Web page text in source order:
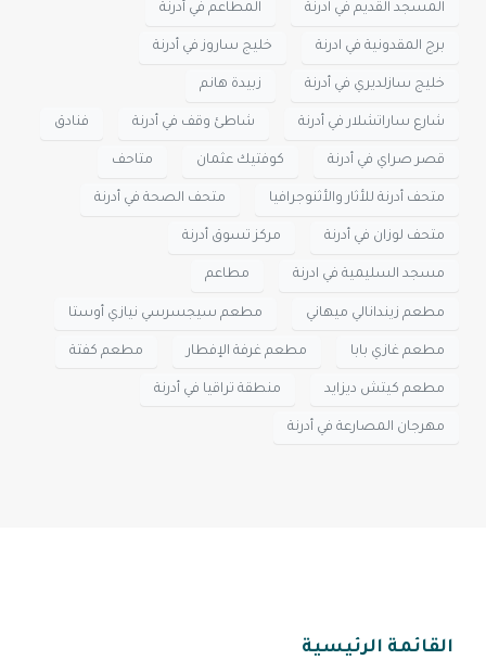
المسجد القديم في ادرنة المطاعم في أدرنة
برج المقدونية في ادرنة خليج ساروز في أدرنة
خليج سازلديري في أدرنة زبيدة هانم
شارع ساراتشلار في أدرنة شاطئ وقف في أدرنة فنادق
قصر صراي في أدرنة كوفتيك عثمان متاحف
متحف أدرنة للأثار والأثنوجرافيا متحف الصحة في أدرنة
متحف لوزان في أدرنة مركز تسوق أدرنة
مسجد السليمية في ادرنة مطاعم
مطعم زيندانالي ميهاني مطعم سيجسرسي نيازي أوستا
مطعم غازي بابا مطعم غرفة الإفطار مطعم كفتة
مطعم كيتش ديزايد منطقة تراقيا في أدرنة
مهرجان المصارعة في أدرنة
القائمة الرئيسية